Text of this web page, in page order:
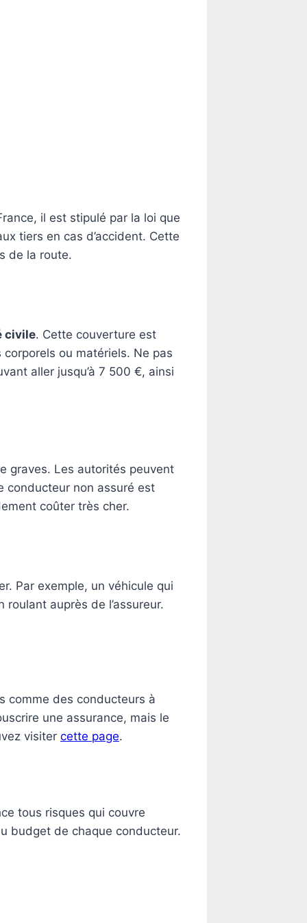
il est stipulé par la loi que
tiers en cas d’accident. Cette
de la route.
civile. Cette couverture est
ou matériels. Ne pas
aller jusqu’à 7 500 €, ainsi
graves. Les autorités peuvent
conducteur non assuré est
coûter très cher.
Par exemple, un véhicule qui
auprès de l’assureur.
comme des conducteurs à
une assurance, mais le
visiter cette page.
tous risques qui couvre
budget de chaque conducteur.